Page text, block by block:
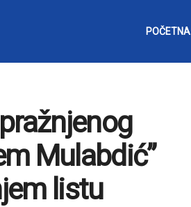
POČETNA
Mulabdić”
listu